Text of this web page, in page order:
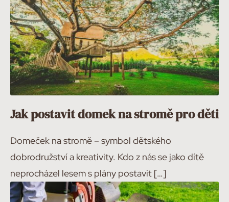
Jak postavit domek na stromě pro děti
Domeček na stromě – symbol dětského
dobrodružství a kreativity. Kdo z nás se jako dítě
neprocházel lesem s plány postavit […]